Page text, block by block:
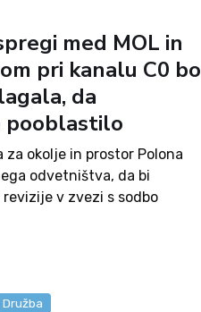
med MOL in
pri kanalu C0 bo
da
pooblastilo
za okolje in prostor Polona
odvetništva, da bi
v zvezi s sodbo
naložilo izdelavo
Družba